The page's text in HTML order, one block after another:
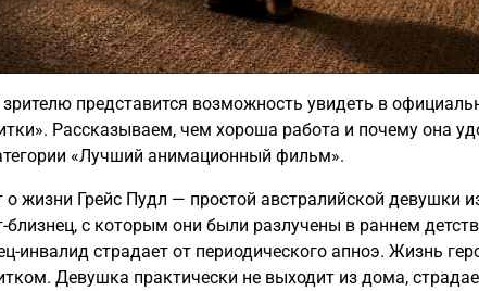
представится возможность увидеть в
Рассказываем, чем хороша работа и почему она
«Лучший анимационный фильм».
жизни Грейс Пудл — простой австралийской девушки
близнец, с которым они были разлучены в раннем
инвалид страдает от периодического апноэ. Жизнь
Девушка практически не выходит из дома,